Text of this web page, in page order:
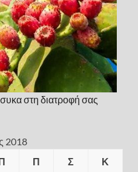
στη διατροφή σας
2018
Π Σ Κ